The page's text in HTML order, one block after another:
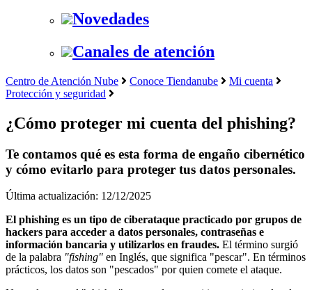
Novedades
Canales de atención
Centro de Atención Nube Conoce Tiendanube
Mi cuenta
Protección y seguridad
¿Cómo proteger mi cuenta del phishing?
Te contamos qué es esta forma de engaño cibernético
y cómo evitarlo para proteger tus datos personales.
Última actualización: 12/12/2025
El phishing es un tipo de ciberataque practicado por grupos de
hackers para acceder a datos personales, contraseñas e
información bancaria y utilizarlos en fraudes. El término surgió
de la palabra "fishing" en Inglés, que significa "pescar". En términos
prácticos, los datos son "pescados" por quien comete el ataque.